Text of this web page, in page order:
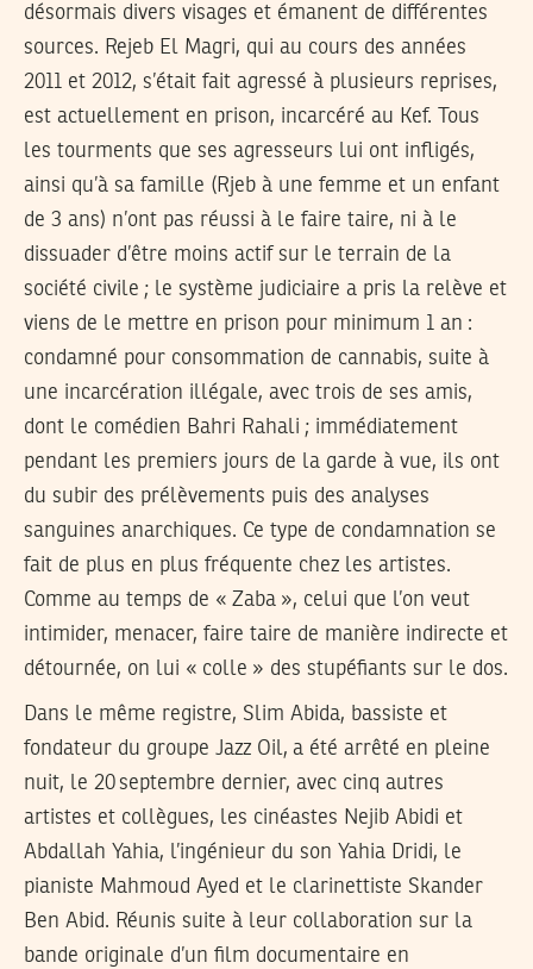
désormais divers visages et émanent de différentes
sources. Rejeb El Magri, qui au cours des années
2011 et 2012, s’était fait agressé à plusieurs reprises,
est actuellement en prison, incarcéré au Kef. Tous
les tourments que ses agresseurs lui ont infligés,
ainsi qu’à sa famille (Rjeb à une femme et un enfant
de 3 ans) n’ont pas réussi à le faire taire, ni à le
dissuader d’être moins actif sur le terrain de la
société civile ; le système judiciaire a pris la relève et
viens de le mettre en prison pour minimum 1 an :
condamné pour consommation de cannabis, suite à
une incarcération illégale, avec trois de ses amis,
dont le comédien Bahri Rahali ; immédiatement
pendant les premiers jours de la garde à vue, ils ont
du subir des prélèvements puis des analyses
sanguines anarchiques. Ce type de condamnation se
fait de plus en plus fréquente chez les artistes.
Comme au temps de « Zaba », celui que l’on veut
intimider, menacer, faire taire de manière indirecte et
détournée, on lui « colle » des stupéfiants sur le dos.
Dans le même registre, Slim Abida, bassiste et
fondateur du groupe Jazz Oil, a été arrêté en pleine
nuit, le 20 septembre dernier, avec cinq autres
artistes et collègues, les cinéastes Nejib Abidi et
Abdallah Yahia, l’ingénieur du son Yahia Dridi, le
pianiste Mahmoud Ayed et le clarinettiste Skander
Ben Abid. Réunis suite à leur collaboration sur la
bande originale d’un film documentaire en